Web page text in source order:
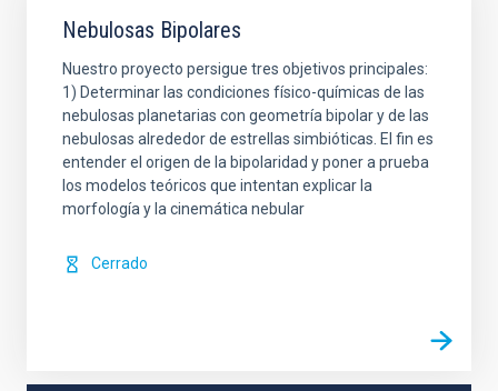
Nebulosas Bipolares
Nuestro proyecto persigue tres objetivos principales:
1) Determinar las condiciones físico-químicas de las
nebulosas planetarias con geometría bipolar y de las
nebulosas alrededor de estrellas simbióticas. El fin es
entender el origen de la bipolaridad y poner a prueba
los modelos teóricos que intentan explicar la
morfología y la cinemática nebular
Cerrado